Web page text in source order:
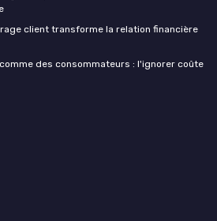
client transforme la relation financière
des consommateurs : l'ignorer coûte